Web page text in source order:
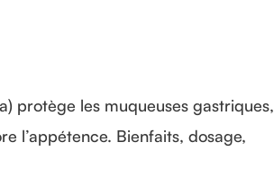
protège les muqueuses gastriques,
l’appétence. Bienfaits, dosage,